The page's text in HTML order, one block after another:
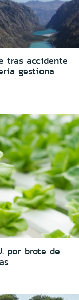
tras accidente
gestiona
por brote de